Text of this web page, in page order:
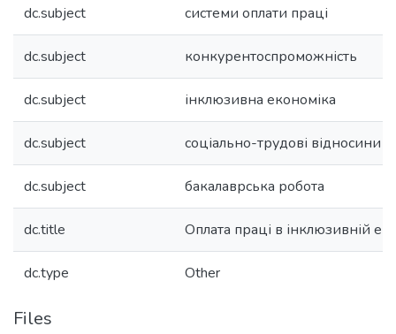
dc.subject системи оплати праці
dc.subject конкурентоспроможність
dc.subject інклюзивна економіка
dc.subject соціально-трудові відносини
dc.subject бакалаврська робота
dc.title Оплата праці в інклюзивній
dc.type Other
Files